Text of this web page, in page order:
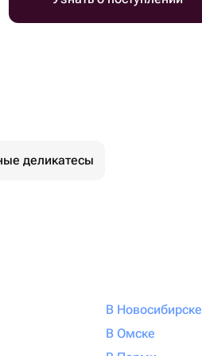
деликатесы
В Новосибирске
В Омске